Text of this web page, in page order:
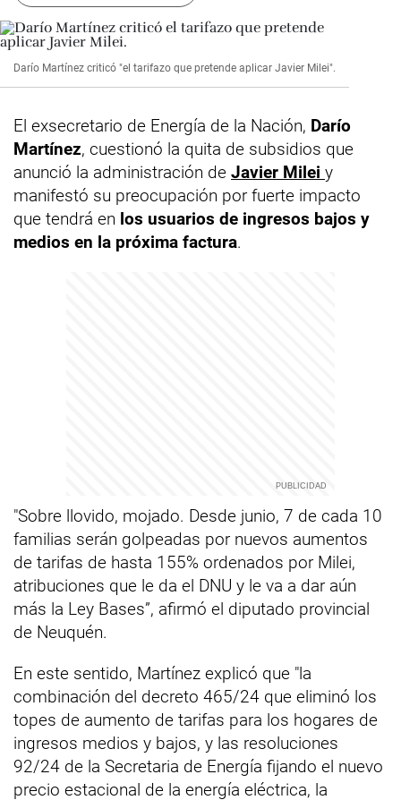
Darío Martínez criticó "el tarifazo que pretende aplicar Javier Milei".
El exsecretario de Energía de la Nación, Darío
Martínez, cuestionó la quita de subsidios que
anunció la administración de Javier Milei y
manifestó su preocupación por fuerte impacto
que tendrá en los usuarios de ingresos bajos y
medios en la próxima factura.
"Sobre llovido, mojado. Desde junio, 7 de cada 10
familias serán golpeadas por nuevos aumentos
de tarifas de hasta 155% ordenados por Milei,
atribuciones que le da el DNU y le va a dar aún
más la Ley Bases”, afirmó el diputado provincial
de Neuquén.
En este sentido, Martínez explicó que "la
combinación del decreto 465/24 que eliminó los
topes de aumento de tarifas para los hogares de
ingresos medios y bajos, y las resoluciones
92/24 de la Secretaria de Energía fijando el nuevo
precio estacional de la energía eléctrica, la